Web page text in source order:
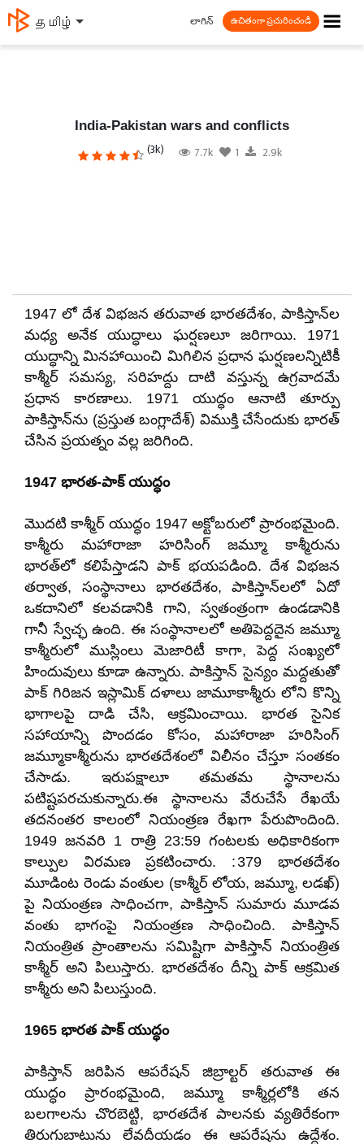
தமிழ் ☰
లాగిన్ ఉచితంగా ప్రచురించండి
India-Pakistan wars and conflicts
(3k) 7.7k 1 2.9k
1947 లో దేశ విభజన తరువాత భారతదేశం, పాకిస్తాన్‌ల
మధ్య అనేక యుద్ధాలు ఘర్షణలూ జరిగాయి. 1971
యుద్ధాన్ని మినహాయించి మిగిలిన ప్రధాన ఘర్షణలన్నిటికీ
కాశ్మీర్ సమస్య, సరిహద్దు దాటి వస్తున్న ఉగ్రవాదమే
ప్రధాన కారణాలు. 1971 యుద్ధం ఆనాటి తూర్పు
పాకిస్తాన్‌ను (ప్రస్తుత బంగ్లాదేశ్) విముక్తి చేసేందుకు భారత్
చేసిన ప్రయత్నం వల్ల జరిగింది.
1947 భారత-పాక్ యుద్ధం
మొదటి కాశ్మీర్ యుద్ధం 1947 అక్టోబరులో ప్రారంభమైంది.
కాశ్మీరు మహారాజా హరిసింగ్ జమ్మూ కాశ్మీరును
భారత్‌లో కలిపేస్తాడని పాక్ భయపడింది. దేశ విభజన
తర్వాత, సంస్థానాలు భారతదేశం, పాకిస్తాన్‌లలో ఏదో
ఒకదానిలో కలవడానికి గాని, స్వతంత్రంగా ఉండడానికి
గానీ స్వేచ్ఛ ఉంది. ఈ సంస్థానాలలో అతిపెద్దదైన జమ్మూ
కాశ్మీరులో ముస్లింలు మెజారిటీ కాగా, పెద్ద సంఖ్యలో
హిందువులు కూడా ఉన్నారు. పాకిస్తాన్ సైన్యం మద్దతుతో
పాక్ గిరిజన ఇస్లామిక్ దళాలు జామూకాశ్మీరు లోని కొన్ని
భాగాలపై దాడి చేసి, ఆక్రమించాయి. భారత సైనిక
సహాయాన్ని పొందడం కోసం, మహారాజా హరిసింగ్
జమ్మూకాశ్మీరును భారతదేశంలో విలీనం చేస్తూ సంతకం
చేసాడు. ఇరుపక్షాలూ తమతమ స్థానాలను
పటిష్టపరచుకున్నారు.ఈ స్థానాలను వేరుచేసే రేఖయే
తదనంతర కాలంలో నియంత్రణ రేఖగా పేరుపొందింది.
1949 జనవరి 1 రాత్రి 23:59 గంటలకు అధికారికంగా
కాల్పుల విరమణ ప్రకటించారు. : 379 భారతదేశం
మూడింట రెండు వంతుల (కాశ్మీర్ లోయ, జమ్మూ, లడఖ్)
పై నియంత్రణ సాధించగా, పాకిస్తాన్ సుమారు మూడవ
వంతు భాగంపై నియంత్రణ సాధించింది. పాకిస్తాన్
నియంత్రిత ప్రాంతాలను సమిష్టిగా పాకిస్తాన్ నియంత్రిత
కాశ్మీర్ అని పిలుస్తారు. భారతదేశం దీన్ని పాక్ ఆక్రమిత
కాశ్మీరు అని పిలుస్తుంది.
1965 భారత పాక్ యుద్ధం
పాకిస్తాన్ జరిపిన ఆపరేషన్ జిబ్రాల్టర్ తరువాత ఈ
యుద్ధం ప్రారంభమైంది, జమ్మూ కాశ్మీర్లలోకి తన
బలగాలను చొరబెట్టి, భారతదేశ పాలనకు వ్యతిరేకంగా
తిరుగుబాటును లేవదీయడం ఈ ఆపరేషను ఉద్దేశం.